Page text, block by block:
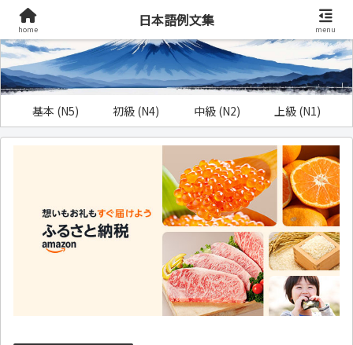
基本 (N5) 初級 (N4) 中級 (N2) 上級 (N1)
home
日本語例文集
menu